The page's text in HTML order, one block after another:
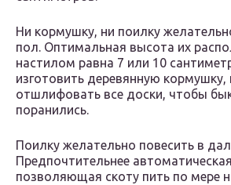
Ни кормушку, ни поилку
пол. Оптимальная высота их
настилом равна 7 или 10
изготовить деревянную кормушку,
отшлифовать все доски, чтобы
поранились.
Поилку желательно повесить в
Предпочтительнее
позволяющая скоту пить по мере